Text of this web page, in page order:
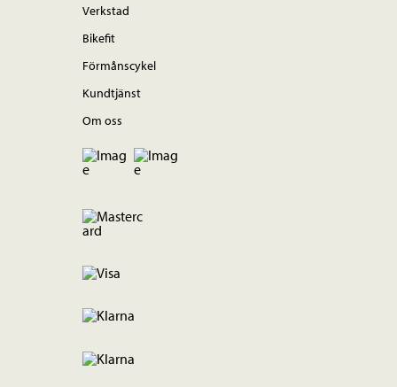
Verkstad
Bikefit
Förmånscykel
Kundtjänst
Om oss